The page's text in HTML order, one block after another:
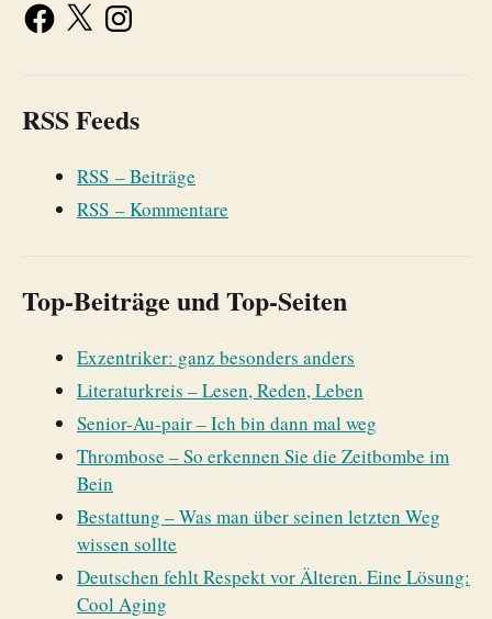
RSS Feeds
RSS – Beiträge
RSS – Kommentare
Top-Beiträge und Top-Seiten
Exzentriker: ganz besonders anders
Literaturkreis – Lesen, Reden, Leben
Senior-Au-pair – Ich bin dann mal weg
Thrombose – So erkennen Sie die Zeitbombe im
Bein
Bestattung – Was man über seinen letzten Weg
wissen sollte
Deutschen fehlt Respekt vor Älteren. Eine Lösung:
Cool Aging